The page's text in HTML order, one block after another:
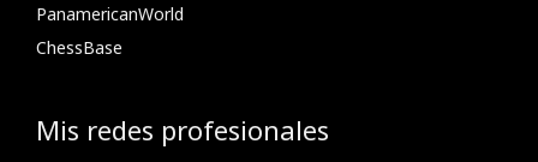
PanamericanWorld
ChessBase
Mis redes profesionales